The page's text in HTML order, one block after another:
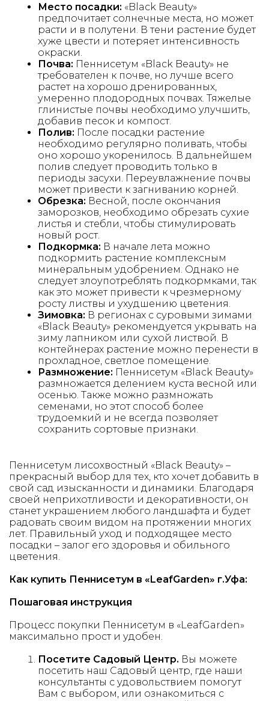
Место посадки: «Black Beauty»
предпочитает солнечные места, но может
расти и в полутени. В тени растение будет
хуже цвести и потеряет интенсивность
окраски.
Почва: Пеннисетум «Black Beauty» не
требователен к почве, но лучше всего
растет на хорошо дренированных,
умеренно плодородных почвах. Тяжелые
глинистые почвы необходимо улучшить,
добавив песок и компост.
Полив: После посадки растение
необходимо регулярно поливать, чтобы
оно хорошо укоренилось. В дальнейшем
полив следует проводить только в
периоды засухи. Переувлажнение почвы
может привести к загниванию корней.
Обрезка: Весной, после окончания
заморозков, необходимо обрезать сухие
листья и стебли, чтобы стимулировать
новый рост.
Подкормка: В начале лета можно
подкормить растение комплексным
минеральным удобрением. Однако не
следует злоупотреблять подкормками, так
как это может привести к чрезмерному
росту листвы и ухудшению цветения.
Зимовка: В регионах с суровыми зимами
«Black Beauty» рекомендуется укрывать на
зиму лапником или сухой листвой. В
контейнерах растение можно перенести в
прохладное, светлое помещение.
Размножение: Пеннисетум «Black Beauty»
размножается делением куста весной или
осенью. Также можно размножать
семенами, но этот способ более
трудоемкий и не всегда позволяет
сохранить сортовые признаки.
Пеннисетум лисохвостный «Black Beauty» –
прекрасный выбор для тех, кто хочет добавить в
свой сад изысканности и динамики. Благодаря
своей неприхотливости и декоративности, он
станет украшением любого ландшафта и будет
радовать своим видом на протяжении многих
лет. Правильный уход и подходящее место
посадки – залог его здоровья и обильного
цветения.
Как купить Пеннисетум в «LeafGarden» г.Уфа:
Пошаговая инструкция
Процесс покупки Пеннисетум в «LeafGarden»
максимально прост и удобен.
Посетите Садовый Центр. Вы можете
посетить наш Садовый центр, где наши
консультанты с удовольствием помогут
Вам с выбором, или ознакомиться с